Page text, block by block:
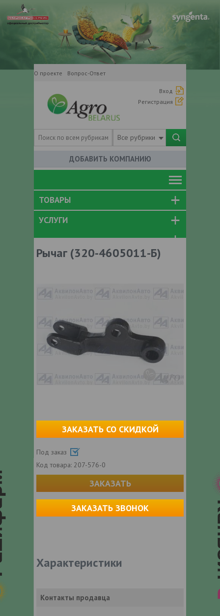
О проекте Вопрос-Ответ
Вход
Регистрация
Все рубрики
ДОБАВИТЬ КОМПАНИЮ
ТОВАРЫ
УСЛУГИ
Рычаг (320-4605011-Б)
ЗАКАЗАТЬ СО СКИДКОЙ
Под заказ
Код товара: 207-576-0
ЗАКАЗАТЬ
ЗАКАЗАТЬ ЗВОНОК
Характеристики
Контакты продавца